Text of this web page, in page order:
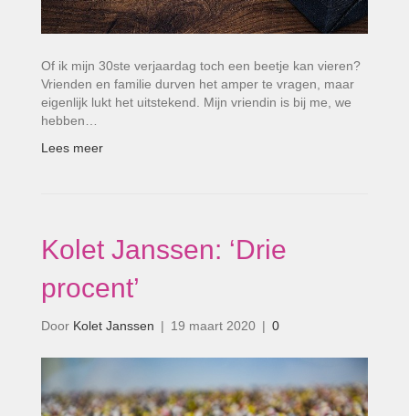
Of ik mijn 30ste verjaardag toch een beetje kan vieren?
Vrienden en familie durven het amper te vragen, maar
eigenlijk lukt het uitstekend. Mijn vriendin is bij me, we
hebben…
Lees meer
Kolet Janssen: ‘Drie
procent’
Door Kolet Janssen | 19 maart 2020 | 0